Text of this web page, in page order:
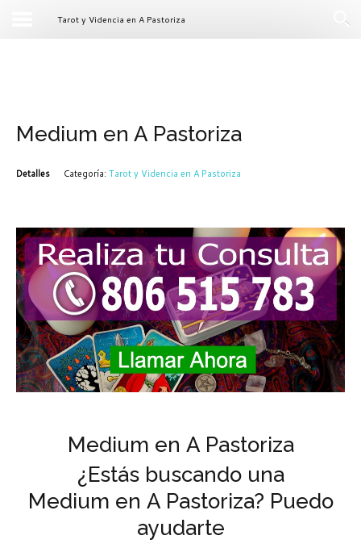
Tarot y Videncia en A Pastoriza
Medium en A Pastoriza
Detalles Categoría: Tarot y Videncia en A Pastoriza
Medium en A Pastoriza
¿Estás buscando una
Medium en A Pastoriza? Puedo
ayudarte